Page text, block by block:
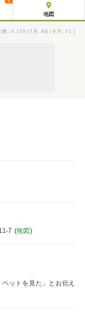
地図
数: 4,179 [7月: 88 | 6月: 71 ]
7 (地図 )
ットを見た」とお伝え